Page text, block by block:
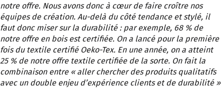
notre offre. Nous avons donc à cœur de faire croître nos
équipes de création. Au-delà du côté tendance et stylé, il
faut donc miser sur la durabilité : par exemple, 68 % de
notre offre en bois est certifiée. On a lancé pour la première
fois du textile certifié Oeko-Tex. En une année, on a atteint
25 % de notre offre textile certifiée de la sorte. On fait la
combinaison entre « aller chercher des produits qualitatifs
avec un double enjeu d’expérience clients et de durabilité »